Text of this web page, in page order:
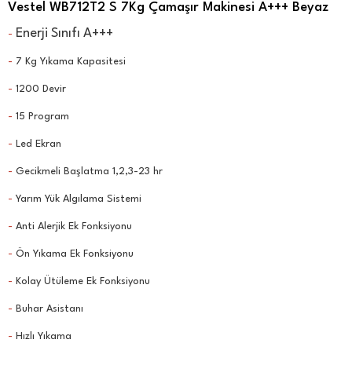
Vestel WB712T2 S 7Kg Çamaşır Makinesi A+++ Beyaz
- Enerji Sınıfı A+++
- 7 Kg Yıkama Kapasitesi
- 1200 Devir
- 15 Program
- Led Ekran
- Gecikmeli Başlatma 1,2,3-23 hr
- Yarım Yük Algılama Sistemi
- Anti Alerjik Ek Fonksiyonu
- Ön Yıkama Ek Fonksiyonu
- Kolay Ütüleme Ek Fonksiyonu
- Buhar Asistanı
- Hızlı Yıkama